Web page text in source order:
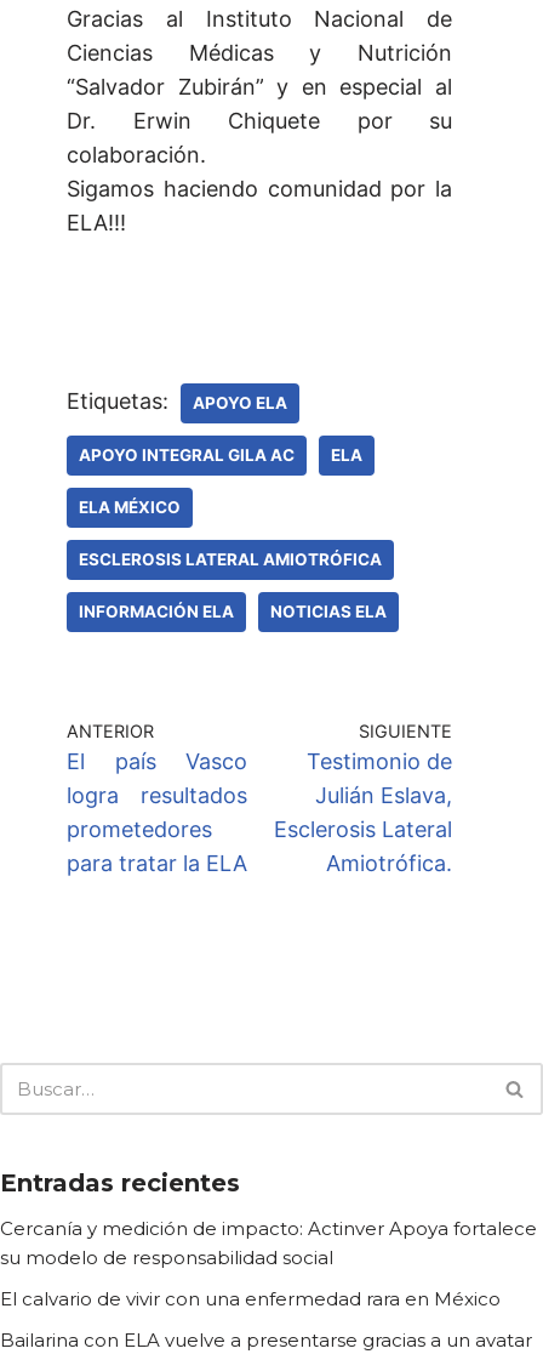
Gracias al Instituto Nacional de
Ciencias Médicas y Nutrición
“Salvador Zubirán” y en especial al
Dr. Erwin Chiquete por su
colaboración.
Sigamos haciendo comunidad por la
ELA!!!
Etiquetas: APOYO ELA
APOYO INTEGRAL GILA AC ELA
ELA MÉXICO
ESCLEROSIS LATERAL AMIOTRÓFICA
INFORMACIÓN ELA NOTICIAS ELA
ANTERIOR
El país Vasco
logra resultados
prometedores
para tratar la ELA
SIGUIENTE
Testimonio de
Julián Eslava,
Esclerosis Lateral
Amiotrófica.
Entradas recientes
Cercanía y medición de impacto: Actinver Apoya fortalece
su modelo de responsabilidad social
El calvario de vivir con una enfermedad rara en México
Bailarina con ELA vuelve a presentarse gracias a un avatar